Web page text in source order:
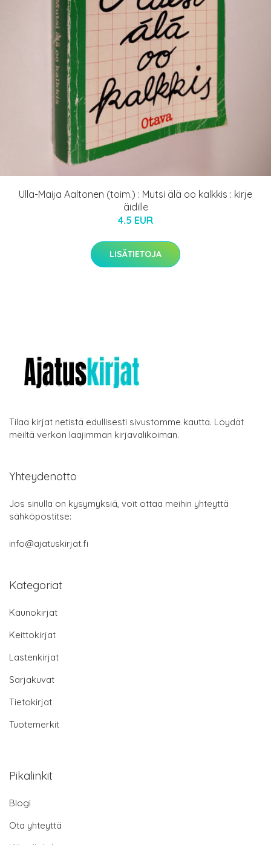
Ulla-Maija Aaltonen (toim.) : Mutsi älä oo kalkkis : kirje
äidille
4.5 EUR
LISÄTIETOJA
Tilaa kirjat netistä edullisesti sivustomme kautta. Löydät
meiltä verkon laajimman kirjavalikoiman.
Yhteydenotto
Jos sinulla on kysymyksiä, voit ottaa meihin yhteyttä
sähköpostitse:
info@ajatuskirjat.fi
Kategoriat
Kaunokirjat
Keittokirjat
Lastenkirjat
Sarjakuvat
Tietokirjat
Tuotemerkit
Pikalinkit
Blogi
Ota yhteyttä